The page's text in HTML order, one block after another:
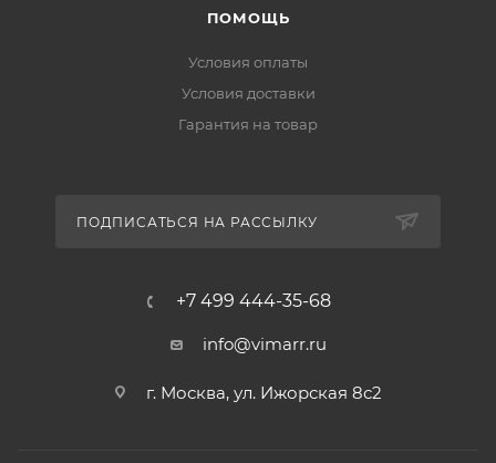
ПОМОЩЬ
Условия оплаты
Условия доставки
Гарантия на товар
ПОДПИСАТЬСЯ НА РАССЫЛКУ
+7 499 444-35-68
info@vimarr.ru
г. Москва, ул. Ижорская 8с2